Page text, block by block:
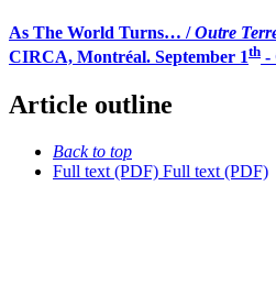
As The World Turns… /Outre
CIRCA, Montréal. September 1th -
Article outline
Back to top
Full text (PDF) Full text (PDF)